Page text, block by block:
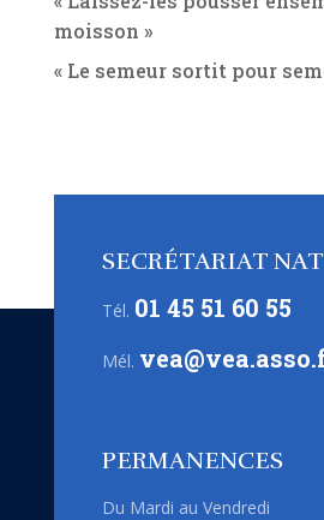
moisson »
« Le semeur sortit pour
SECRÉTARIAT
Tél. 01 45 51 60 55
Mél.
PERMANENCES
Du Mardi au Vendredi